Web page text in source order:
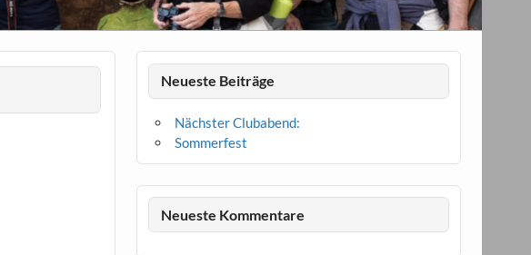
Neueste Beiträge
Nächster Clubabend:
Sommerfest
Neueste Kommentare